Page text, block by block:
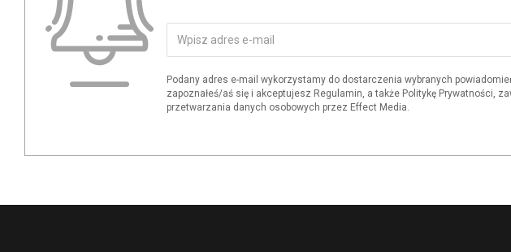
Podany adres e-mail wykorzystamy do dostarczenia wybranych
zapoznałeś/aś się i akceptujesz Regulamin, a także Politykę Prywatności,
przetwarzania danych osobowych przez Effect Media.